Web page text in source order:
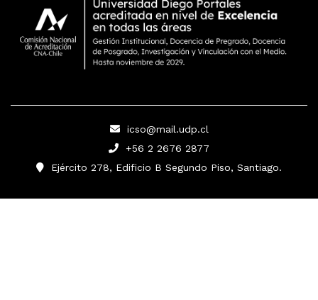
icso@mail.udp.cl
+56 2 2676 2877
Ejército 278, Edificio B Segundo Piso, Santiago.